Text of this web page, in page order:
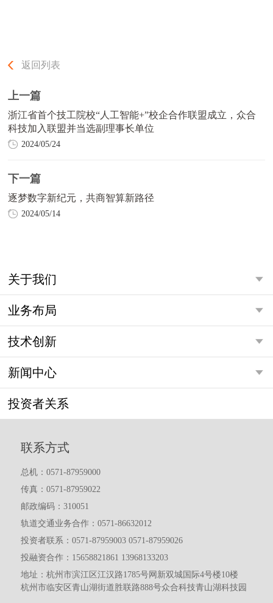
返回列表
上一篇
浙江省首个技工院校“人工智能+”校企合作联盟成立，众合
科技加入联盟并当选副理事长单位
2024/05/24
下一篇
逐梦数字新纪元，共商智算新路径
2024/05/14
关于我们
业务布局
技术创新
新闻中心
投资者关系
联系方式
总机：0571-87959000
传真：0571-87959022
邮政编码：310051
轨道交通业务合作：0571-86632012
投资者联系：0571-87959003 0571-87959026
投融资合作：15658821861 13968133203
地址：杭州市滨江区江汉路1785号网新双城国际4号楼10楼
杭州市临安区青山湖街道胜联路888号众合科技青山湖科技园